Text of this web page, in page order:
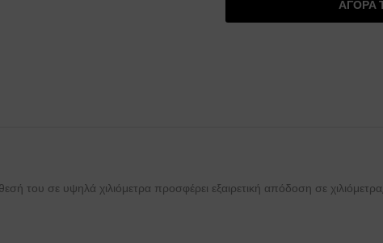
του σε υψηλά χιλιόμετρα προσφέρει εξαιρετική απόδοση σε